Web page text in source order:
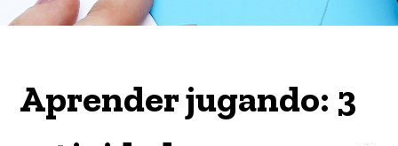
Aprender jugando: 3